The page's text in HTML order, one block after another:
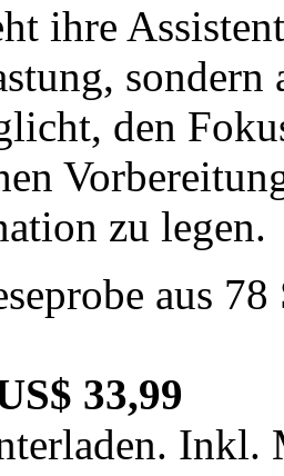
ihre
den
zu legen.
aus
33,99
Inkl.